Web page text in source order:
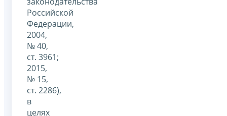
Российской
Федерации,
2004,
№ 40,
ст. 3961;
2015,
№ 15,
ст. 2286),
в
целях